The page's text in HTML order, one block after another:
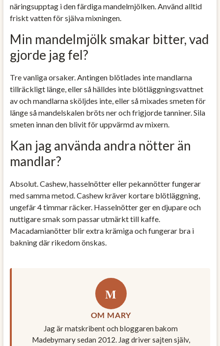
näringsupptag i den färdiga mandelmjölken. Använd alltid
friskt vatten för själva mixningen.
Min mandelmjölk smakar bitter, vad
gjorde jag fel?
Tre vanliga orsaker. Antingen blötlades inte mandlarna
tillräckligt länge, eller så hälldes inte blötläggningsvattnet
av och mandlarna sköljdes inte, eller så mixades smeten för
länge så mandelskalen bröts ner och frigjorde tanniner. Sila
smeten innan den blivit för uppvärmd av mixern.
Kan jag använda andra nötter än
mandlar?
Absolut. Cashew, hasselnötter eller pekannötter fungerar
med samma metod. Cashew kräver kortare blötläggning,
ungefär 4 timmar räcker. Hasselnötter ger en djupare och
nuttigare smak som passar utmärkt till kaffe.
Macadamianötter blir extra krämiga och fungerar bra i
bakning där rikedom önskas.
M
OM MARY
Jag är matskribent och bloggaren bakom
Madebymary sedan 2012. Jag driver sajten själv,